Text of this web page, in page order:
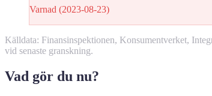
Varnad (2023-08-23)
Källdata: Finansinspektionen, Konsumentverket,
vid senaste granskning.
Vad gör du nu?